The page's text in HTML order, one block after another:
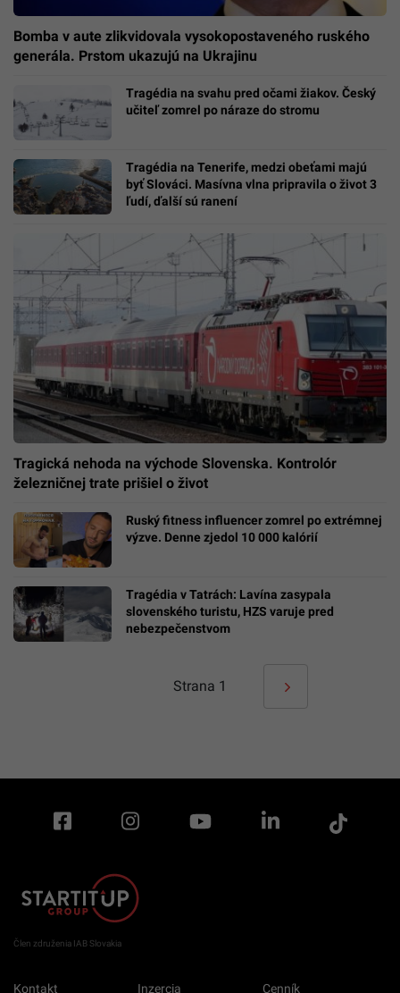
Bomba v aute zlikvidovala vysokopostaveného ruského
generála. Prstom ukazujú na Ukrajinu
Tragédia na svahu pred očami žiakov. Český
učiteľ zomrel po náraze do stromu
Tragédia na Tenerife, medzi obeťami majú
byť Slováci. Masívna vlna pripravila o život 3
ľudí, ďalší sú ranení
Tragická nehoda na východe Slovenska. Kontrolór
železničnej trate prišiel o život
Ruský fitness influencer zomrel po extrémnej
výzve. Denne zjedol 10 000 kalórií
Tragédia v Tatrách: Lavína zasypala
slovenského turistu, HZS varuje pred
nebezpečenstvom
Strana 1
Člen združenia IAB Slovakia
Kontakt Inzercia Cenník